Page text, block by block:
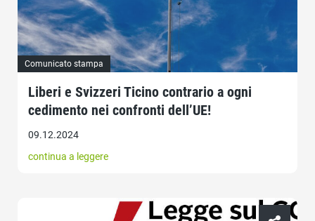
Comunicato stampa
Liberi e Svizzeri Ticino contrario a ogni
cedimento nei confronti dell’UE!
09.12.2024
continua a leggere